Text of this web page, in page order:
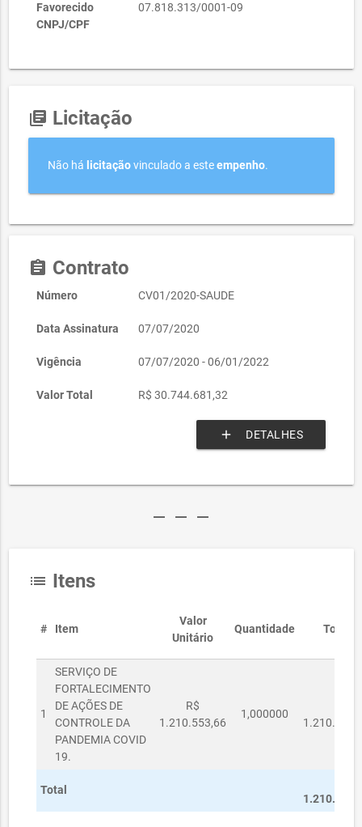
Favorecido
CNPJ/CPF
07.818.313/0001-09
library_books Licitação
Não há licitaçãovinculado a esteempenho.
assignment Contrato
Número CV01/2020-SAUDE
Data Assinatura 07/07/2020
Vigência 07/07/2020 - 06/01/2022
Valor Total R$ 30.744.681,32
add DETALHES
remove remove remove
list Itens
# Item
Valor
Unitário
Quantidade Total
1
SERVIÇO DE
FORTALECIMENTO
DE AÇÕES DE
CONTROLE DA
PANDEMIA COVID
19.
R$
1.210.553,66
1,000000
Total